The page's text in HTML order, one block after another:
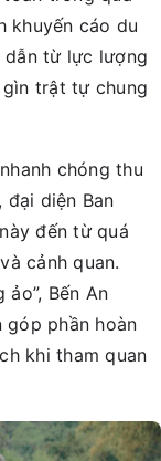
khuyến cáo du
dẫn từ lực lượng
trật tự chung
chóng thu
đại diện Ban
đến từ quá
cảnh quan.
Bến An
phần hoàn
khi tham quan